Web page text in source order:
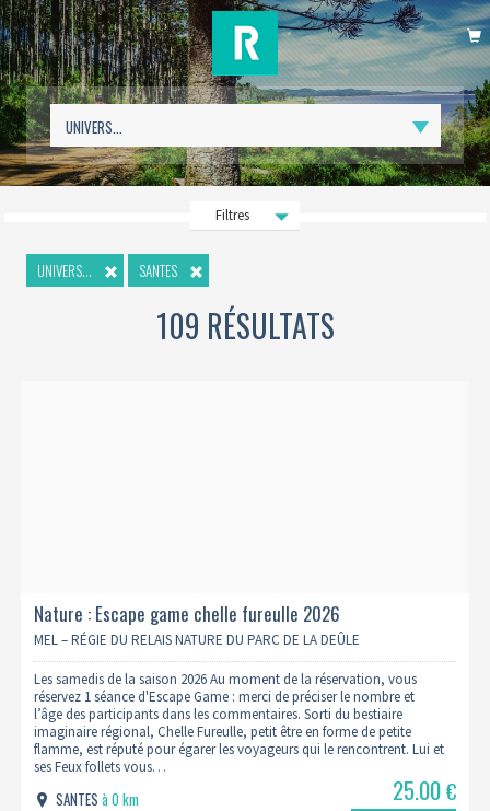
Filtres
UNIVERS... SANTES
109 RÉSULTATS
Nature : Escape game chelle fureulle 2026
MEL – RÉGIE DU RELAIS NATURE DU PARC DE LA DEÛLE
Les samedis de la saison 2026 Au moment de la réservation, vous
réservez 1 séance d'Escape Game : merci de préciser le nombre et
l’âge des participants dans les commentaires. Sorti du bestiaire
imaginaire régional, Chelle Fureulle, petit être en forme de petite
flamme, est réputé pour égarer les voyageurs qui le rencontrent. Lui et
ses Feux follets vous…
SANTESà 0 km
25.00€